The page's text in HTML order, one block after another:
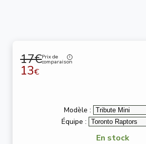
17€Prix de
comparaison
13€
Modèle :
Équipe :
En stock